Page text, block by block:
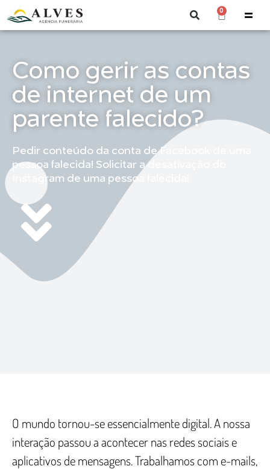
0
Como gerir as contas
de internet de um
parente falecido?
Pedir conteúdo da conta de Facebook de uma
pessoa falecida! Solicitar a desativação do
Instagram de uma pessoa falecida!
O mundo tornou-se essencialmente digital. A nossa
interação passou a acontecer nas redes sociais e
aplicativos de mensagens. Trabalhamos com e-mails,